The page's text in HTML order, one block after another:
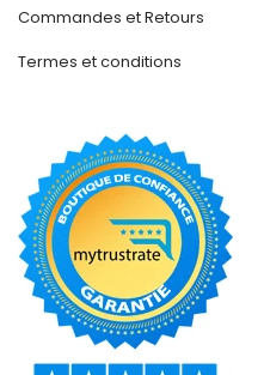
Commandes et Retours
Termes et conditions